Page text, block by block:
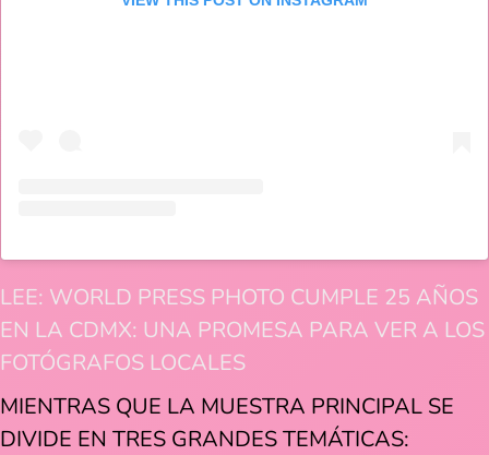
LEE: WORLD PRESS PHOTO CUMPLE 25 AÑOS
EN LA CDMX: UNA PROMESA PARA VER A LOS
FOTÓGRAFOS LOCALES
MIENTRAS QUE LA MUESTRA PRINCIPAL SE
DIVIDE EN TRES GRANDES TEMÁTICAS: